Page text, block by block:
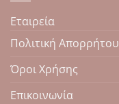
Εταιρεία
Πολιτική Απορρήτου
Όροι Χρήσης
Επικοινωνία